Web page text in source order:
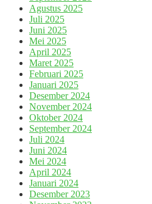
Agustus 2025
Juli 2025
Juni 2025
Mei 2025
April 2025
Maret 2025
Februari 2025
Januari 2025
Desember 2024
November 2024
Oktober 2024
September 2024
Juli 2024
Juni 2024
Mei 2024
April 2024
Januari 2024
Desember 2023